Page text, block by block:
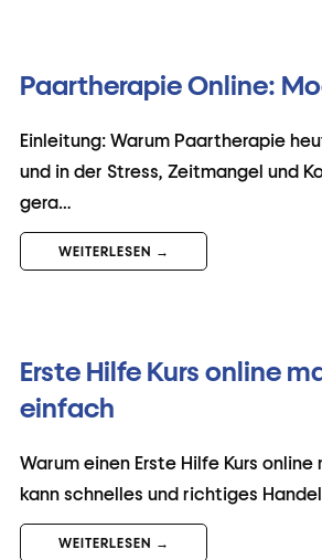
Paartherapie Online:
Einleitung: Warum Paartherapie
und in der Stress, Zeitmangel und
gera…
WEITERLESEN →
Erste Hilfe Kurs online
einfach
Warum einen Erste Hilfe Kurs
kann schnelles und richtiges
WEITERLESEN →